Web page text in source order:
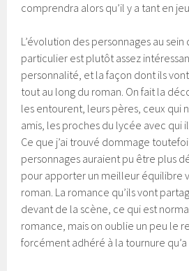
comprendra alors qu’il y a tant en
L’évolution des personnages au sein
particulier est plutôt assez
personnalité, et la façon dont ils
tout au long du roman. On fait la
les entourent, leurs pères, ceux qui
amis, les proches du lycée avec qui
Ce que j’ai trouvé dommage
personnages auraient pu être plus
pour apporter un meilleur équilibre
roman. La romance qu’ils vont
devant de la scène, ce qui est
romance, mais on oublie un peu le
forcément adhéré à la tournure